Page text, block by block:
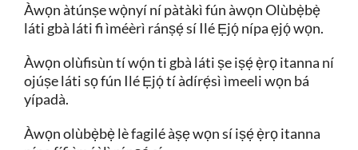
Àwọn àtúnṣe wọ̀nyí ní pàtàkì fún àwọn Olùbẹ̀bẹ̀
láti gbà láti fi ìméèrì ránṣẹ́ sí Ilé Ẹjọ́ nípa ẹjọ́ wọn.
Àwọn olùfisùn tí wọ́n ti gbà láti ṣe iṣẹ́ ẹ̀rọ itanna ní
ojúṣe láti sọ fún Ilé Ẹjọ́ tí àdírẹ́sì ìmeeli wọn bá
yípadà.
Àwọn olùbẹ̀bẹ̀ lè fagilé àṣẹ wọn sí iṣẹ́ ẹ̀rọ itanna